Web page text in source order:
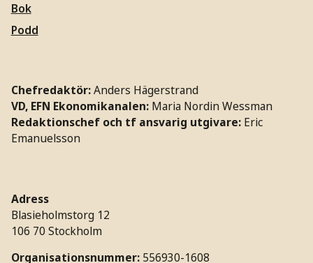
Bok
Podd
Chefredaktör:Anders Hägerstrand
VD, EFN Ekonomikanalen: Maria Nordin Wessman
Redaktionschef och tf ansvarig utgivare: Eric
Emanuelsson
Adress
Blasieholmstorg 12
106 70 Stockholm
Organisationsnummer: 556930-1608